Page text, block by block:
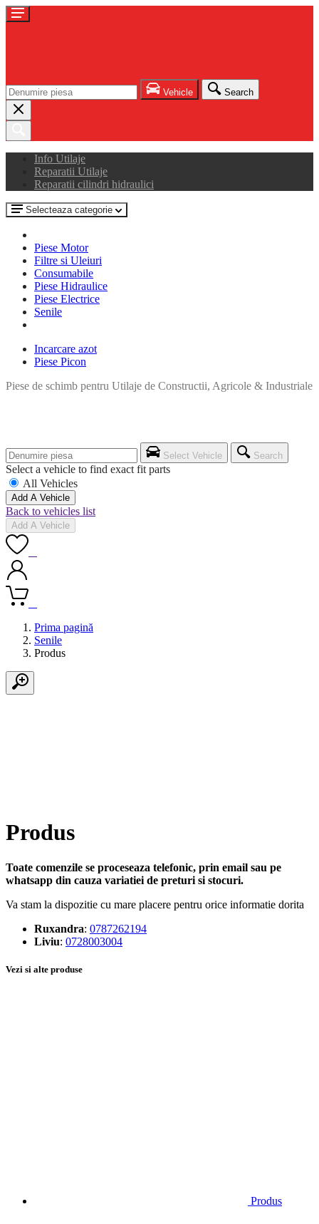
Vehicle Search
Info Utilaje
Reparatii Utilaje
Reparatii cilindri hidraulici
Selecteaza categorie
Piese Motor
Filtre si Uleiuri
Consumabile
Piese Hidraulice
Piese Electrice
Senile
Incarcare azot
Piese Picon
Piese de schimb pentru Utilaje de Constructii, Agricole & Industriale
Select Vehicle Search
Select a vehicle to find exact fit parts
All Vehicles
Add A Vehicle
Back to vehicles list
Add A Vehicle
Prima pagină
Senile
Produs
Produs
Toate comenzile se proceseaza telefonic, prin email sau pe
whatsapp din cauza variatiei de preturi si stocuri.
Va stam la dispozitie cu mare placere pentru orice informatie dorita
Ruxandra: 0787262194
Liviu: 0728003004
Vezi si alte produse
Produs